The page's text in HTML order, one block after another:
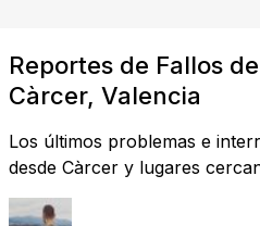
Reportes de Fallos
Càrcer, Valencia
Los últimos problemas e
desde Càrcer y lugares